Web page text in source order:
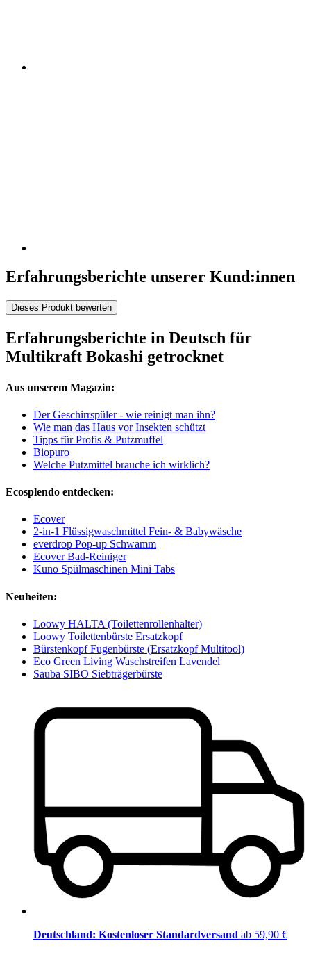
Erfahrungsberichte unserer Kund:innen
Dieses Produkt bewerten
Erfahrungsberichte in Deutsch für
Multikraft Bokashi getrocknet
Aus unserem Magazin:
Der Geschirrspüler - wie reinigt man ihn?
Wie man das Haus vor Insekten schützt
Tipps für Profis & Putzmuffel
Biopuro
Welche Putzmittel brauche ich wirklich?
Ecosplendo entdecken:
Ecover
2-in-1 Flüssigwaschmittel Fein- & Babywäsche
everdrop Pop-up Schwamm
Ecover Bad-Reiniger
Kuno Spülmaschinen Mini Tabs
Neuheiten:
Loowy HALTA (Toilettenrollenhalter)
Loowy Toilettenbürste Ersatzkopf
Bürstenkopf Fugenbürste (Ersatzkopf Multitool)
Eco Green Living Waschstreifen Lavendel
Sauba SIBO Siebträgerbürste
Deutschland: Kostenloser Standardversand ab 59,90 €